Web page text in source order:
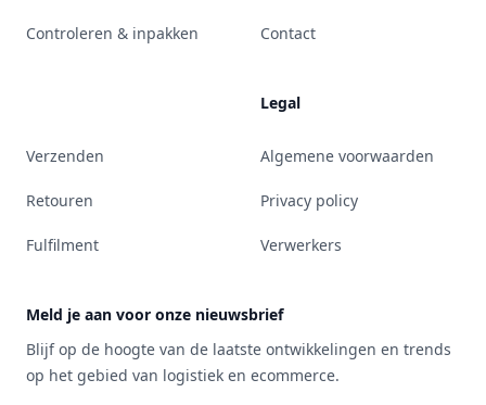
Controleren & inpakken
Verzenden
Retouren
Fulfilment
Contact
Legal
Algemene voorwaarden
Privacy policy
Verwerkers
Meld je aan voor onze nieuwsbrief
Blijf op de hoogte van de laatste ontwikkelingen en trends
op het gebied van logistiek en ecommerce.